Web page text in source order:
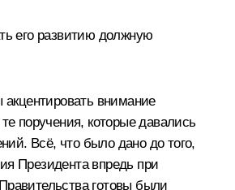
его развитию должную
внимание
поручения, которые давались
Всё, что было дано до того,
Президента впредь при
готовы были